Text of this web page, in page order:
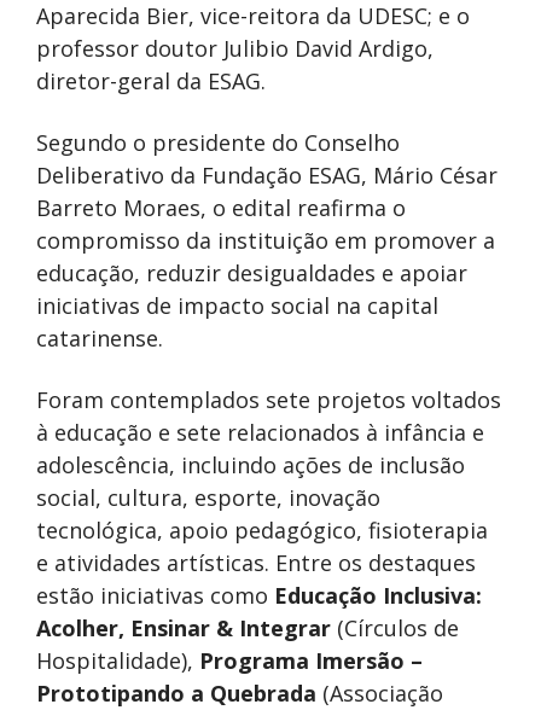
Aparecida Bier, vice-reitora da UDESC; e o
professor doutor Julibio David Ardigo,
diretor-geral da ESAG.
Segundo o presidente do Conselho
Deliberativo da Fundação ESAG, Mário César
Barreto Moraes, o edital reafirma o
compromisso da instituição em promover a
educação, reduzir desigualdades e apoiar
iniciativas de impacto social na capital
catarinense.
Foram contemplados sete projetos voltados
à educação e sete relacionados à infância e
adolescência, incluindo ações de inclusão
social, cultura, esporte, inovação
tecnológica, apoio pedagógico, fisioterapia
e atividades artísticas. Entre os destaques
estão iniciativas como Educação Inclusiva:
Acolher, Ensinar & Integrar (Círculos de
Hospitalidade), Programa Imersão –
Prototipando a Quebrada (Associação